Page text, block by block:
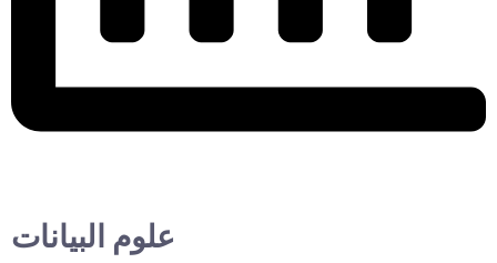
علوم البيانات